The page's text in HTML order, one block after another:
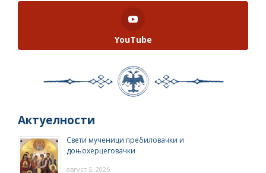
YouTube
Актуелности
Свети мученици пребиловачки и
доњохерцеговачки
август 5, 2026